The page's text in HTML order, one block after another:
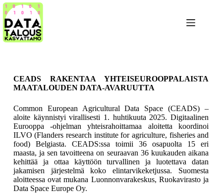
CEADS RAKENTAA YHTEISEUROOPPALAISTA
MAATALOUDEN DATA-AVARUUTTA
Common European Agricultural Data Space (CEADS) –
aloite käynnistyi virallisesti 1. huhtikuuta 2025. Digitaalinen
Eurooppa -ohjelman yhteisrahoittamaa aloitetta koordinoi
ILVO (Flanders research institute for agriculture, fisheries and
food) Belgiasta. CEADS:ssa toimii 36 osapuolta 15 eri
maasta, ja sen tavoitteena on seuraavan 36 kuukauden aikana
kehittää ja ottaa käyttöön turvallinen ja luotettava datan
jakamisen järjestelmä koko elintarvikeketjussa. Suomesta
aloitteessa ovat mukana Luonnonvarakeskus, Ruokavirasto ja
Data Space Europe Oy.